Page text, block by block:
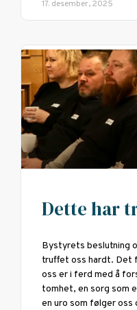
17. desember, 2025
Dette har
Bystyrets beslutning
truffet oss hardt. Det
oss er i ferd med å
tomhet, en sorg som
en uro som følger oss